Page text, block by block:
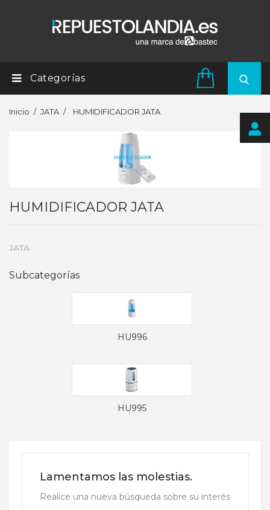
Categorías
Inicio JATA HUMIDIFICADOR JATA
HUMIDIFICADOR JATA
JATA
Subcategorías
HU996
HU995
Lamentamos las molestias.
Realice una nueva búsqueda sobre su interés